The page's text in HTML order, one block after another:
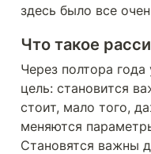
здесь было все
Что такое
Через полтора
цель: становится
стоит, мало того,
меняются
Становятся важны